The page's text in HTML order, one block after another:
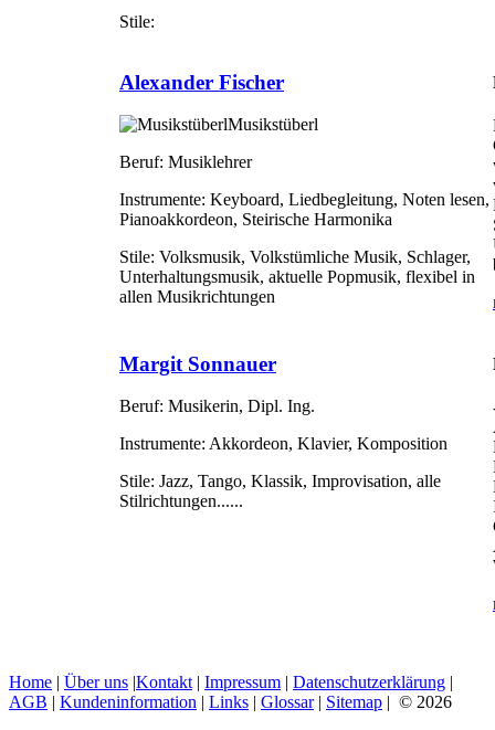
Stile:
Alexander Fischer
Musikstüberl
Beruf: Musiklehrer
Instrumente: Keyboard, Liedbegleitung, Noten lesen,
Pianoakkordeon, Steirische Harmonika
Stile: Volksmusik, Volkstümliche Musik, Schlager,
Unterhaltungsmusik, aktuelle Popmusik, flexibel in
allen Musikrichtungen
Margit Sonnauer
Beruf: Musikerin, Dipl. Ing.
Instrumente: Akkordeon, Klavier, Komposition
Stile: Jazz, Tango, Klassik, Improvisation, alle
Stilrichtungen......
Home | Über uns |Kontakt | Impressum | Datenschutzerklärung |
AGB | Kundeninformation | Links | Glossar| Sitemap | © 2026